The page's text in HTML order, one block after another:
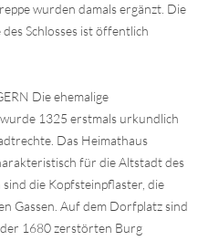
wurden damals ergänzt. Die
Schlosses ist öffentlich
Die ehemalige
1325 erstmals urkundlich
Das Heimathaus
für die Altstadt des
die Kopfsteinpflaster, die
Gassen. Auf dem Dorfplatz sind
1680 zerstörten Burg